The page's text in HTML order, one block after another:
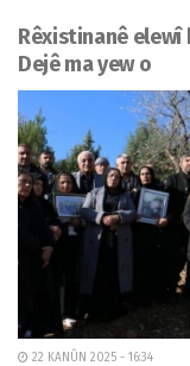
Rêxistinanê elewî
Dejê ma yew o
22 KANÛN 2025 - 16:34